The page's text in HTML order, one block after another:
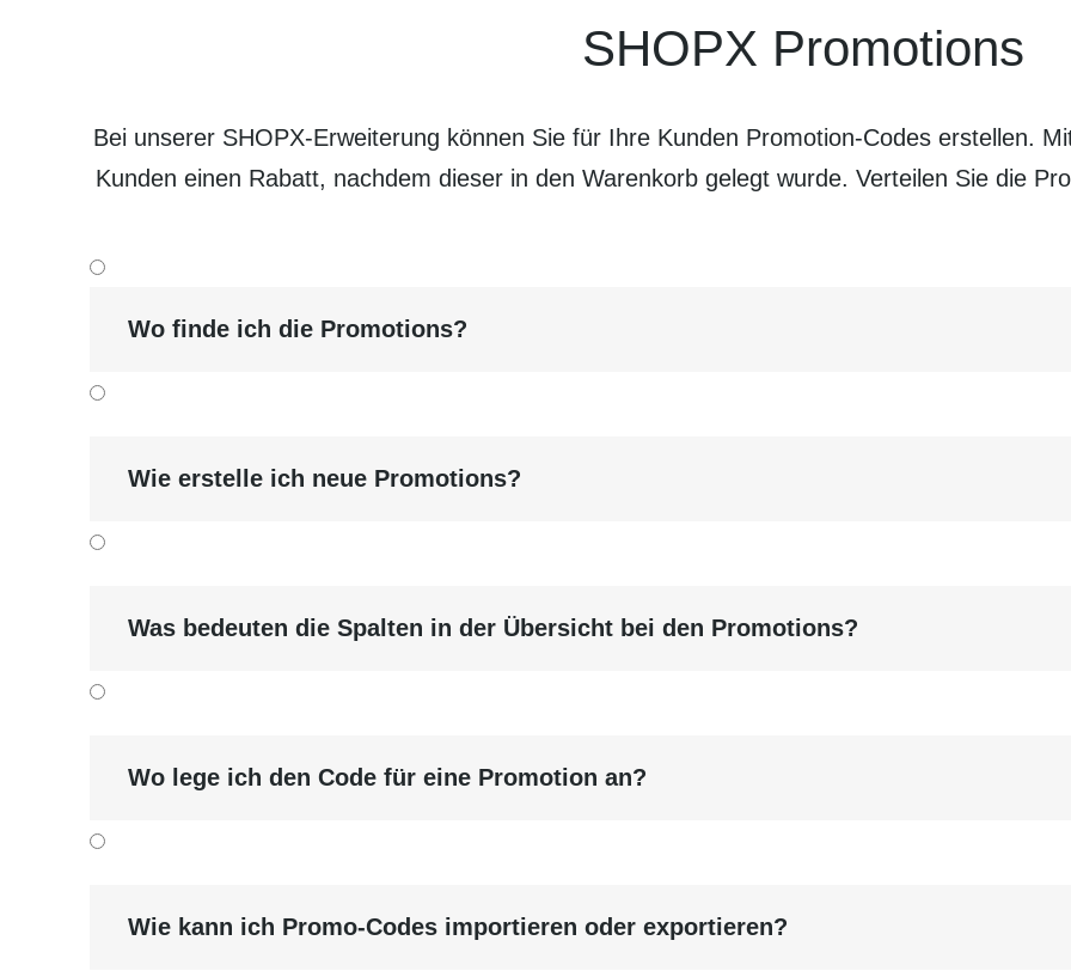
SHOPX Promotions
Bei unserer SHOPX-Erweiterung können Sie für Ihre Kunden Promotion-Codes erstellen.
Kunden einen Rabatt, nachdem dieser in den Waren­korb gelegt wurde. Verteilen Sie die
Wo finde ich die Promotions?
Wie erstelle ich neue Promotions?
Was bedeuten die Spalten in der Übersicht bei den Promotions?
Wo lege ich den Code für eine Promotion an?
Wie kann ich Promo-Codes importieren oder exportieren?